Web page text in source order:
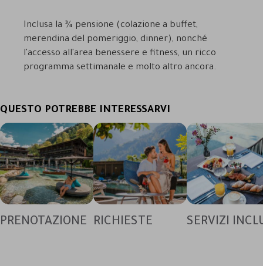
Inclusa la ¾ pensione (colazione a buffet,
merendina del pomeriggio, dinner), nonché
l'accesso all'area benessere e fitness, un ricco
programma settimanale e molto altro ancora.
QUESTO POTREBBE INTERESSARVI
PRENOTAZIONE RICHIESTE SERVIZI